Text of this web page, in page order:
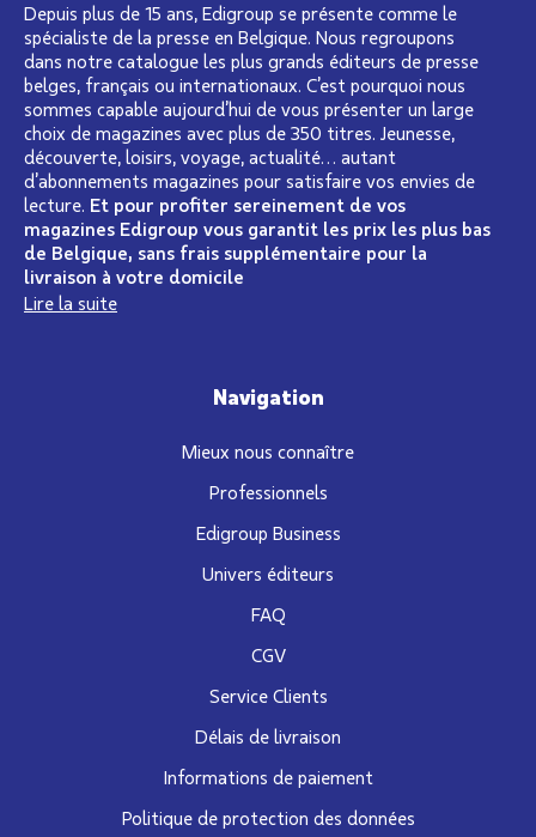
Depuis plus de 15 ans, Edigroup se présente comme le
spécialiste de la presse en Belgique. Nous regroupons
dans notre catalogue les plus grands éditeurs de presse
belges, français ou internationaux. C’est pourquoi nous
sommes capable aujourd’hui de vous présenter un large
choix de magazines avec plus de 350 titres. Jeunesse,
découverte, loisirs, voyage, actualité… autant
d’abonnements magazines pour satisfaire vos envies de
lecture. Et pour profiter sereinement de vos
magazines Edigroup vous garantit les prix les plus bas
de Belgique, sans frais supplémentaire pour la
livraison à votre domicile
Lire la suite
Navigation
Mieux nous connaître
Professionnels
Edigroup Business
Univers éditeurs
FAQ
CGV
Service Clients
Délais de livraison
Informations de paiement
Politique de protection des données